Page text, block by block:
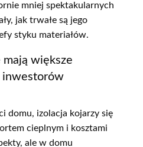
mniej spektakularnych
jak trwałe są jego
styku materiałów.
mają większe
inwestorów
domu, izolacja kojarzy się
cieplnym i kosztami
ale w domu